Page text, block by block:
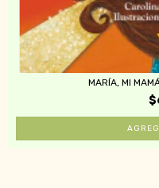
MARÍA, MI